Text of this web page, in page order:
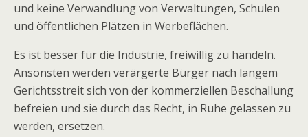
und keine Verwandlung von Verwaltungen, Schulen
und öffentlichen Plätzen in Werbeflächen.
Es ist besser für die Industrie, freiwillig zu handeln.
Ansonsten werden verärgerte Bürger nach langem
Gerichtsstreit sich von der kommerziellen Beschallung
befreien und sie durch das Recht, in Ruhe gelassen zu
werden, ersetzen.